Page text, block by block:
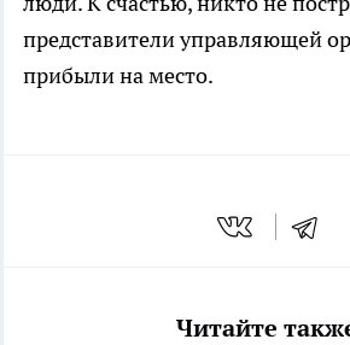
представители управляющей
прибыли на место.
Читайте